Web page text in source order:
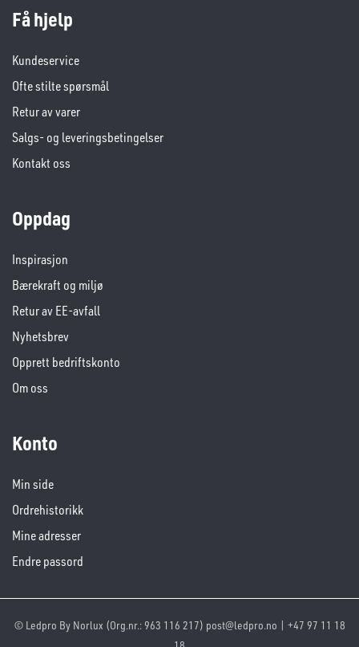
Få hjelp
Kundeservice
Ofte stilte spørsmål
Retur av varer
Salgs- og leveringsbetingelser
Kontakt oss
Oppdag
Inspirasjon
Bærekraft og miljø
Retur av EE-avfall
Nyhetsbrev
Opprett bedriftskonto
Om oss
Konto
Min side
Ordrehistorikk
Mine adresser
Endre passord
© Ledpro By Norlux (Org.nr.: 963 116 217) post@ledpro.no | +47 97 11 18